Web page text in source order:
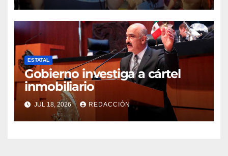
ESTATAL
Gobierno investiga a cártel
inmobiliario
JUL 18, 2026 REDACCIÓN